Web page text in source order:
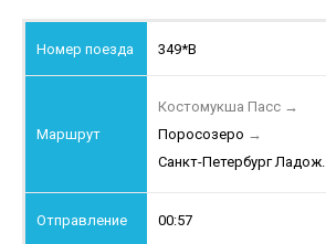
349*В
Костомукша Пасс →
Поросозеро →
Санкт-Петербург Ладож.
00:57